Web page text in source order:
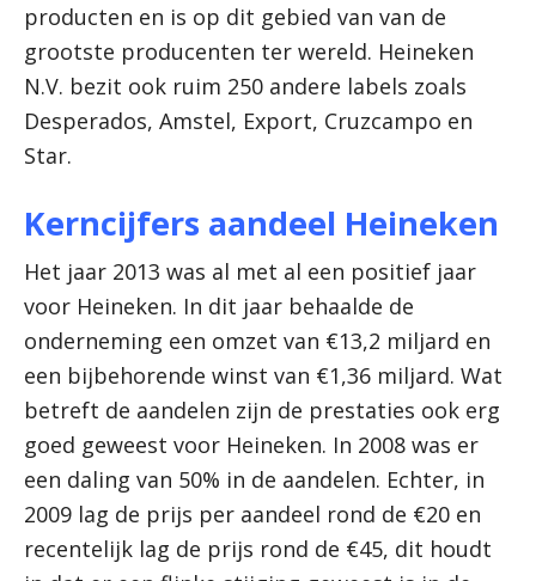
producten en is op dit gebied van van de
grootste producenten ter wereld. Heineken
N.V. bezit ook ruim 250 andere labels zoals
Desperados, Amstel, Export, Cruzcampo en
Star.
Kerncijfers aandeel Heineken
Het jaar 2013 was al met al een positief jaar
voor Heineken. In dit jaar behaalde de
onderneming een omzet van €13,2 miljard en
een bijbehorende winst van €1,36 miljard. Wat
betreft de aandelen zijn de prestaties ook erg
goed geweest voor Heineken. In 2008 was er
een daling van 50% in de aandelen. Echter, in
2009 lag de prijs per aandeel rond de €20 en
recentelijk lag de prijs rond de €45, dit houdt